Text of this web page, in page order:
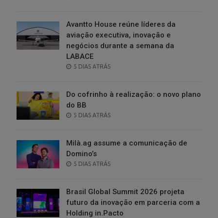
Avantto House reúne líderes da
aviação executiva, inovação e
negócios durante a semana da
LABACE
POSTED
5 DIAS ATRÁS
Do cofrinho à realização: o novo plano
do BB
POSTED
5 DIAS ATRÁS
Milà.ag assume a comunicação de
Domino’s
POSTED
5 DIAS ATRÁS
Brasil Global Summit 2026 projeta
futuro da inovação em parceria com a
Holding in.Pacto